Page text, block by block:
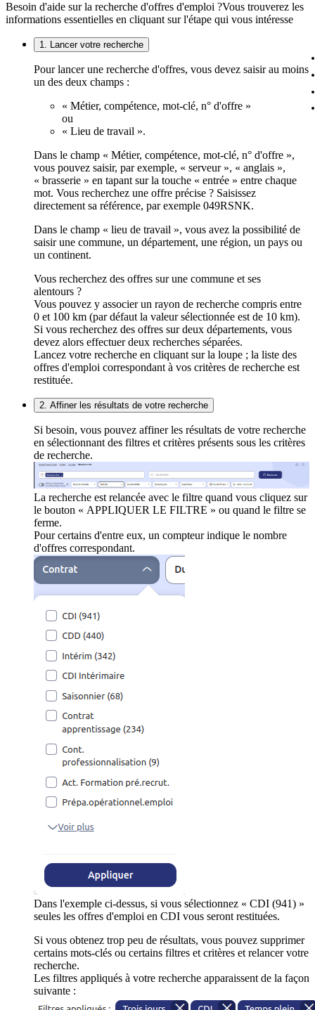
Besoin d'aide sur la recherche d'offres d'emploi ?Vous trouverez les
informations essentielles en cliquant sur l'étape qui vous intéresse
1. Lancer votre recherche
Pour lancer une recherche d'offres, vous devez saisir au moins
un des deux champs :
« Métier, compétence, mot-clé, n° d'offre »
ou
« Lieu de travail ».
Dans le champ « Métier, compétence, mot-clé, n° d'offre »,
vous pouvez saisir, par exemple, « serveur », « anglais »,
« brasserie » en tapant sur la touche « entrée » entre chaque
mot. Vous recherchez une offre précise ? Saisissez
directement sa référence, par exemple 049RSNK.
Dans le champ « lieu de travail », vous avez la possibilité de
saisir une commune, un département, une région, un pays ou
un continent.
Vous recherchez des offres sur une commune et ses
alentours ?
Vous pouvez y associer un rayon de recherche compris entre
0 et 100 km (par défaut la valeur sélectionnée est de 10 km).
Si vous recherchez des offres sur deux départements, vous
devez alors effectuer deux recherches séparées.
Lancez votre recherche en cliquant sur la loupe ; la liste des
offres d'emploi correspondant à vos critères de recherche est
restituée.
2. Affiner les résultats de votre recherche
Si besoin, vous pouvez affiner les résultats de votre recherche
en sélectionnant des filtres et critères présents sous les critères
de recherche.
La recherche est relancée avec le filtre quand vous cliquez sur
le bouton « APPLIQUER LE FILTRE » ou quand le filtre se
ferme.
Pour certains d'entre eux, un compteur indique le nombre
d'offres correspondant.
Dans l'exemple ci-dessus, si vous sélectionnez « CDI (941) »
seules les offres d'emploi en CDI vous seront restituées.
Si vous obtenez trop peu de résultats, vous pouvez supprimer
certains mots-clés ou certains filtres et critères et relancer votre
recherche.
Les filtres appliqués à votre recherche apparaissent de la façon
suivante :